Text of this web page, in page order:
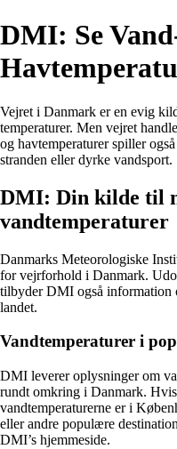
DMI: Se
Vejret i Danmark er en evig
temperaturer. Men vejret
og havtemperaturer spiller
stranden eller dyrke vandsport.
DMI: Din kilde til
vandtemperaturer
Danmarks Meteorologiske
for vejrforhold i Danmark.
tilbyder DMI også information
landet.
Vandtemperaturer i
DMI leverer oplysninger om
rundt omkring i Danmark.
vandtemperaturerne er i
eller andre populære
DMI’s hjemmeside.